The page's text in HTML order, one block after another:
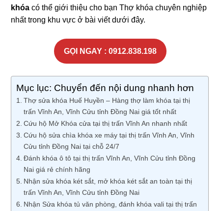
khóa có thể giới thiệu cho bạn Thợ khóa chuyên nghiệp
nhất trong khu vực ở bài viết dưới đây.
GỌI NGAY : 0912.838.198
Mục lục: Chuyển đến nội dung nhanh hơn
Thợ sửa khóa Huế Huyền – Hàng thợ làm khóa tại thị
trấn Vĩnh An, Vĩnh Cửu tỉnh Đồng Nai giá tốt nhất
Cứu hộ Mở Khóa cửa tại thị trấn Vĩnh An nhanh nhất
Cứu hộ sửa chìa khóa xe máy tại thị trấn Vĩnh An, Vĩnh
Cửu tỉnh Đồng Nai tại chỗ 24/7
Đánh khóa ô tô tại thị trấn Vĩnh An, Vĩnh Cửu tỉnh Đồng
Nai giá rẻ chính hãng
Nhận sửa khóa két sắt, mở khóa két sắt an toàn tại thị
trấn Vĩnh An, Vĩnh Cửu tỉnh Đồng Nai
Nhận Sửa khóa tủ văn phòng, đánh khóa vali tại thị trấn